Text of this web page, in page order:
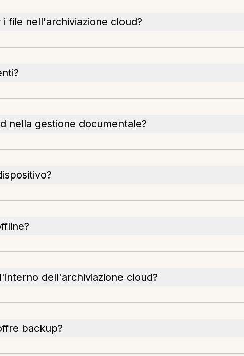
file nell'archiviazione cloud?
nella gestione documentale?
dell'archiviazione cloud?
backup?